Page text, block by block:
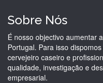
Sobre Nós
É nosso objectivo aumentar
Portugal. Para isso
cervejeiro caseiro e
qualidade, investigação e
empresarial.